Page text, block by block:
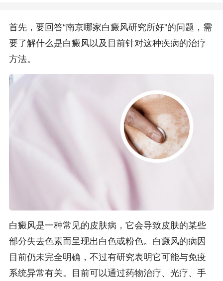
首先，要回答“南京哪家白癜风研究所好”的问题，需
要了解什么是白癜风以及目前针对这种疾病的治疗
方法。
白癜风是一种常见的皮肤病，它会导致皮肤的某些
部分失去色素而呈现出白色或粉色。白癜风的病因
目前仍未完全明确，不过有研究表明它可能与免疫
系统异常有关。目前可以通过药物治疗、光疗、手